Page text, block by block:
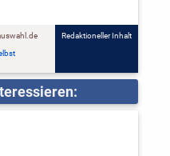
Redaktioneller Inhalt